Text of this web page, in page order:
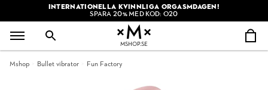
INTERNATIONELLA KVINNLIGA ORGASMDAGEN!
SPARA 20% MED KOD: O20
MSHOP.SE
Mshop Bullet vibrator Fun Factory